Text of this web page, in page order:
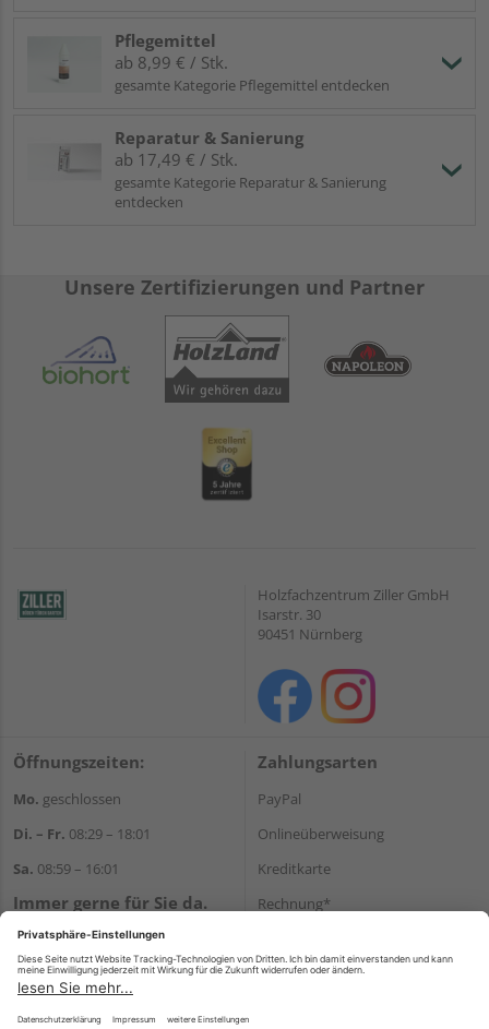
Pflegemittel
ab 8,99 € / Stk.
gesamte Kategorie Pflegemittel entdecken
Reparatur & Sanierung
ab 17,49 € / Stk.
gesamte Kategorie Reparatur & Sanierung
entdecken
Unsere Zertifizierungen und Partner
Holzfachzentrum Ziller GmbH
Isarstr. 30
90451 Nürnberg
Öffnungszeiten:
Mo. geschlossen
Di. – Fr. 08:29 – 18:01
Sa. 08:59 – 16:01
Immer gerne für Sie da.
E-Mail:kontakt@holzziller.de
Zahlungsarten
PayPal
Onlineüberweisung
Kreditkarte
Rechnung*
Versand